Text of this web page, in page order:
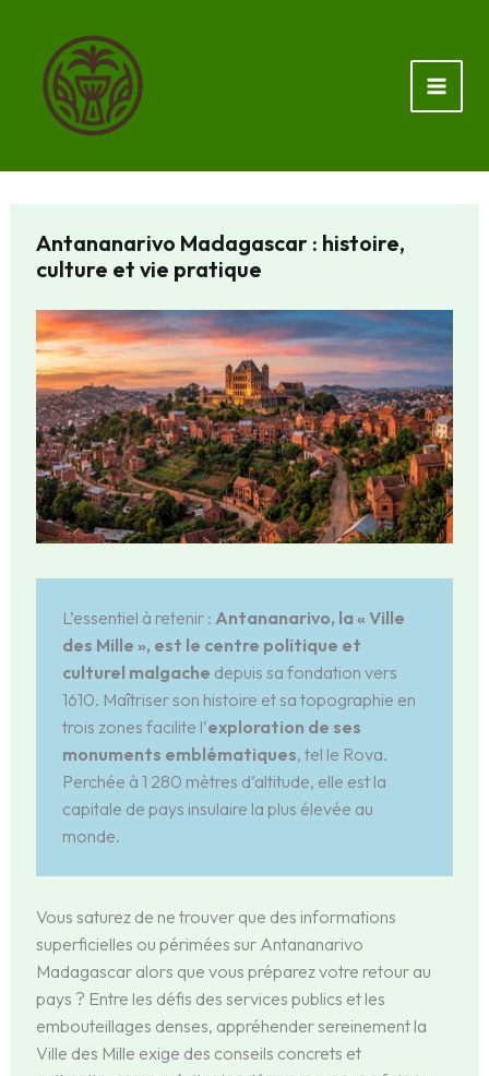
contenu
Antananarivo Madagascar : histoire,
culture et vie pratique
L’essentiel à retenir : Antananarivo, la « Ville
des Mille », est le centre politique et
culturel malgache depuis sa fondation vers
1610. Maîtriser son histoire et sa topographie en
trois zones facilite l’exploration de ses
monuments emblématiques, tel le Rova.
Perchée à 1 280 mètres d’altitude, elle est la
capitale de pays insulaire la plus élevée au
monde.
Vous saturez de ne trouver que des informations
superficielles ou périmées sur Antananarivo
Madagascar alors que vous préparez votre retour au
pays ? Entre les défis des services publics et les
embouteillages denses, appréhender sereinement la
Ville des Mille exige des conseils concrets et